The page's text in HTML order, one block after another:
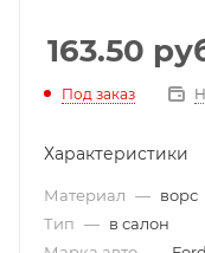
163.50
Под заказ
Характеристики
Материал — ворс
Тип — в салон